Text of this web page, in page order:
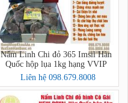
Nấm Linh Chi đỏ 365 Imsil Hàn
Quốc hộp lụa 1kg hạng VVIP
Liên hệ 098.679.8008